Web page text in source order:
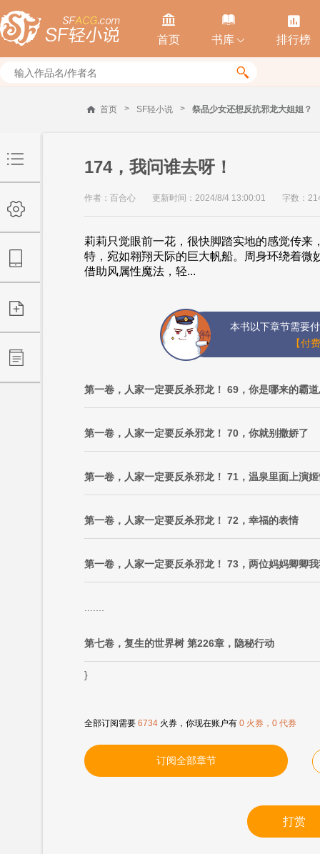

首页

书库 

排行榜

首页 > SF轻小说 > 祭品少女还想反抗邪龙大姐姐？
174，我问谁去呀！
作者：百合心 更新时间：2024/8/4 13:00:01 字数：
莉莉只觉眼前一花，很快脚踏实地的感觉传
特，宛如翱翔天际的巨大帆船。周身环绕着
借助风属性魔法，轻...
本书以下章节需要
【付
第一卷，人家一定要反杀邪龙！ 69，你是哪来的霸
第一卷，人家一定要反杀邪龙！ 70，你就别撒娇了
第一卷，人家一定要反杀邪龙！ 71，温泉里面上演
第一卷，人家一定要反杀邪龙！ 72，幸福的表情
第一卷，人家一定要反杀邪龙！ 73，两位妈妈卿卿
第七卷，复生的世界树 第226章，隐秘行动
}
全部订阅需要 6734 火券，你现在账户有 0 火券，0 代券
订阅全部章节
打赏